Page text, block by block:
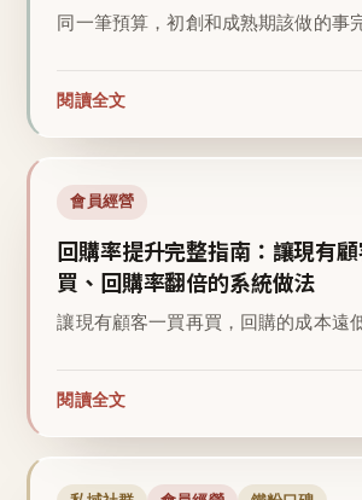
同一筆預算，初創和成熟期該做的事
閱讀全文
會員經營
回購率提升完整指南：讓現有
買、回購率翻倍的系統做法
讓現有顧客一買再買，回購的成本遠
閱讀全文